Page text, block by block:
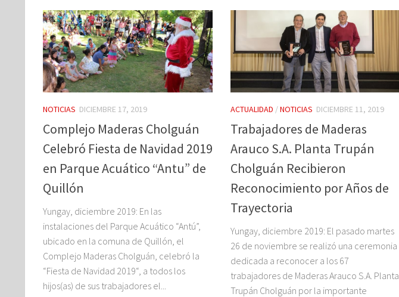
NOTICIAS DICIEMBRE 17, 2019
Complejo Maderas Cholguán
Celebró Fiesta de Navidad 2019
en Parque Acuático “Antu” de
Quillón
Yungay, diciembre 2019: En las
instalaciones del Parque Acuático “Antú”,
ubicado en la comuna de Quillón, el
Complejo Maderas Cholguán, celebró la
“Fiesta de Navidad 2019“, a todos los
hijos(as) de sus trabajadores el...
ACTUALIDAD /NOTICIAS DICIEMBRE 11, 2019
Trabajadores de Maderas
Arauco S.A. Planta Trupán
Cholguán Recibieron
Reconocimiento por Años de
Trayectoria
Yungay, diciembre 2019: El pasado martes
26 de noviembre se realizó una ceremonia
dedicada a reconocer a los 67
trabajadores de Maderas Arauco S.A. Planta
Trupán Cholguán por la importante